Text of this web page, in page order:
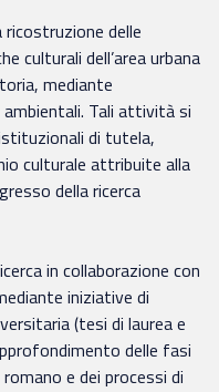
ricostruzione delle
culturali dell’area urbana
mediante
ambientali. Tali attività si
di tutela,
culturale attribuite alla
della ricerca
in collaborazione con
iniziative di
(tesi di laurea e
delle fasi
e dei processi di